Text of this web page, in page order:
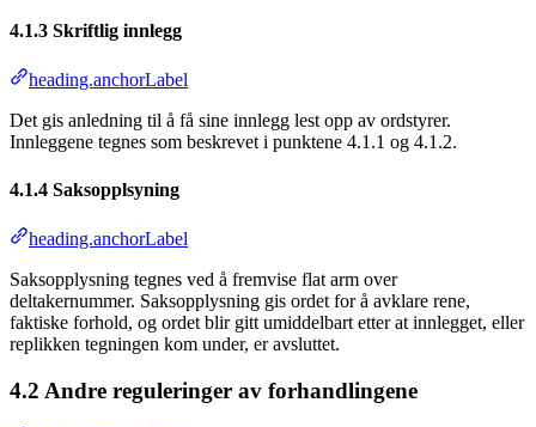
4.1.3 Skriftlig innlegg
heading.anchorLabel
Det gis anledning til å få sine innlegg lest opp av ordstyrer.
Innleggene tegnes som beskrevet i punktene 4.1.1 og 4.1.2.
4.1.4 Saksopplsyning
heading.anchorLabel
Saksopplysning tegnes ved å fremvise flat arm over
deltakernummer. Saksopplysning gis ordet for å avklare rene,
faktiske forhold, og ordet blir gitt umiddelbart etter at innlegget, eller
replikken tegningen kom under, er avsluttet.
4.2 Andre reguleringer av forhandlingene